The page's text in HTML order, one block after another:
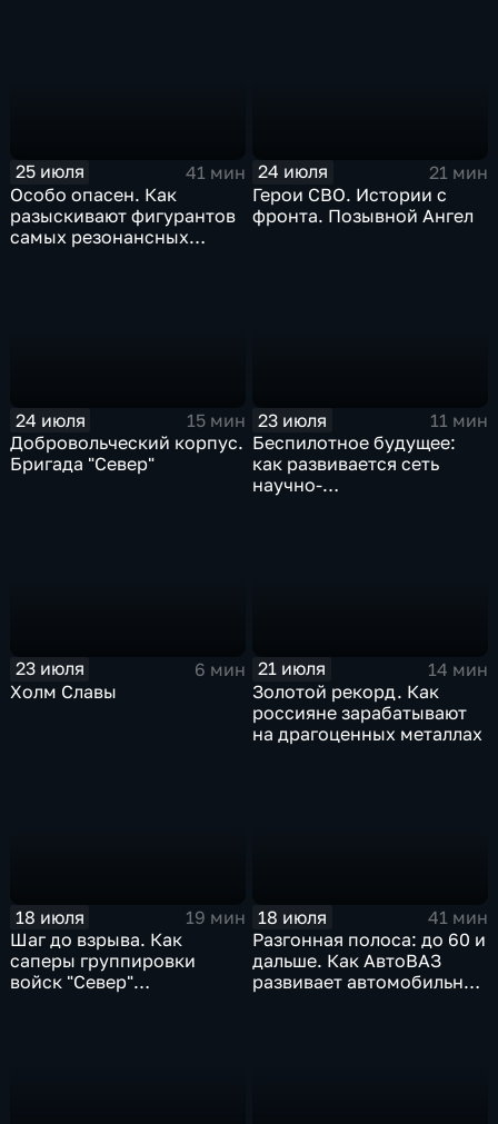
25 июля
41 мин
Особо опасен. Как
разыскивают фигурантов
самых резонансных
24 июля
21 мин
Герои СВО. Истории с
фронта. Позывной Ангел
24 июля
15 мин
Добровольческий корпус.
Бригада "Север"
23 июля
11 мин
Беспилотное будущее:
как развивается сеть
научно-
23 июля
6 мин
Холм Славы
21 июля
14 мин
Золотой рекорд. Как
россияне зарабатывают
на драгоценных металлах
18 июля
19 мин
Шаг до взрыва. Как
саперы группировки
войск "Север"
18 июля
41 мин
Разгонная полоса: до 60 и
дальше. Как АвтоВАЗ
развивает автомобильную